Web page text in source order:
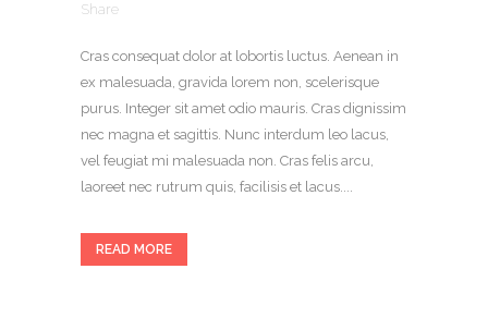
Share
Cras consequat dolor at lobortis luctus. Aenean in
ex malesuada, gravida lorem non, scelerisque
purus. Integer sit amet odio mauris. Cras dignissim
nec magna et sagittis. Nunc interdum leo lacus,
vel feugiat mi malesuada non. Cras felis arcu,
laoreet nec rutrum quis, facilisis et lacus....
READ MORE